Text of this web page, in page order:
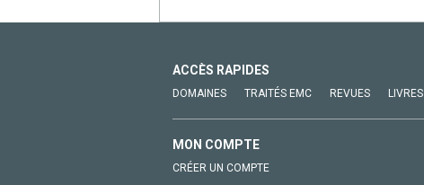
ACCÈS RAPIDES
DOMAINES TRAITÉS EMC REVUES LIVRES
MON COMPTE
CRÉER UN COMPTE